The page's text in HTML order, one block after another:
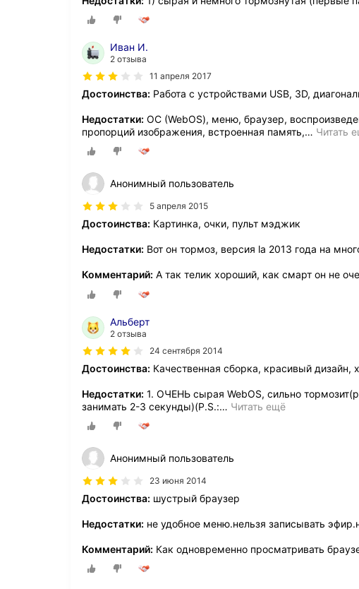
Иван И.
2 отзыва
11 апреля 2017
Достоинства: Работа с устройствами USB, 3D,
Недостатки: ОС (WebOS), меню, браузер,
пропорций изображения, встроенная память,… Читать
Анонимный пользователь
5 апреля 2015
Достоинства: Картинка, очки, пульт мэджик
Недостатки: Вот он тормоз, версия la 2013 года на
Комментарий: А так телик хороший, как смарт он не
Альберт
2 отзыва
24 сентября 2014
Достоинства: Качественная сборка, красивый дизайн,
Недостатки: 1. ОЧЕНЬ сырая WebOS, сильно
занимать 2-3 секунды)(P.S.:… Читать ещё
Анонимный пользователь
23 июня 2014
Достоинства: шустрый браузер
Недостатки: не удобное меню.нельзя записывать
Комментарий: Как одновременно просматривать